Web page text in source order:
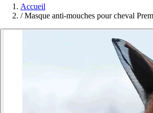
Accueil
/ Masque anti-mouches pour cheval